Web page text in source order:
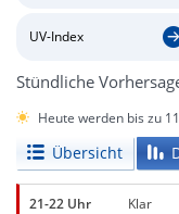
UV-Index
Stündliche
Heute werden bis zu
Übersicht
21-22 Uhr Klar